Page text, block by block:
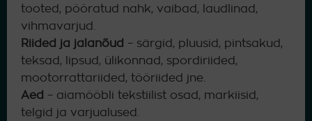
tooted, pööratud nahk, vaibad, laudlinad,
vihmavarjud.
Riided ja jalanõud – särgid, pluusid, pintsakud,
teksad, lipsud, ülikonnad, spordiriided,
mootorrattariided, tööriided jne.
Aed – aiamööbli tekstiilist osad, markiisid,
telgid ja varjualused.